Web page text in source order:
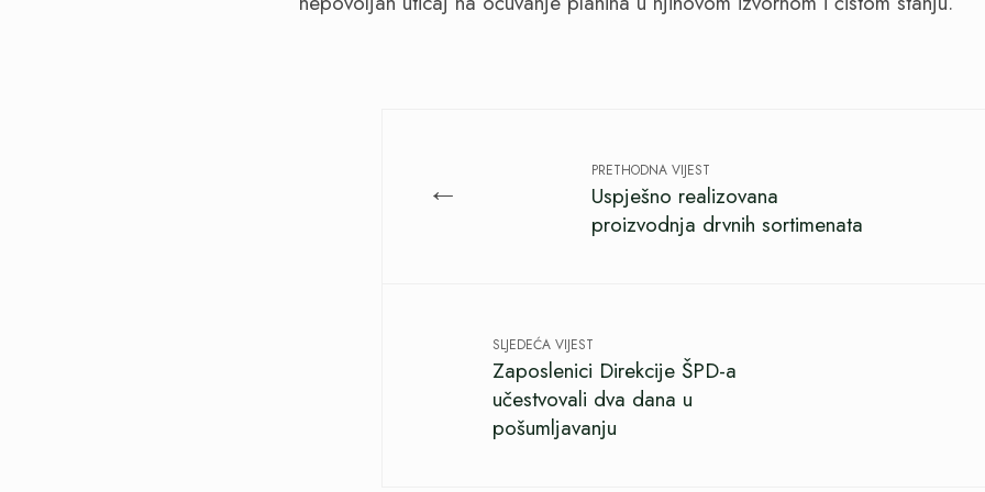
← PRETHODNA VIJEST
Uspješno realizovana
proizvodnja drvnih sortimenata
SLJEDEĆA VIJEST
Zaposlenici Direkcije ŠPD-a
učestvovali dva dana u
pošumljavanju